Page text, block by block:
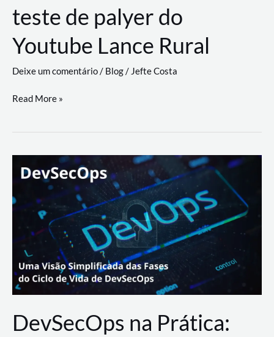
de
trabalho
com
a
workflows
teste de palyer do
Youtube Lance Rural
Deixe um comentário/ Blog/ Jefte Costa
teste
palyer
Lance
Rural
Read More »
DevSecOps na Prática: